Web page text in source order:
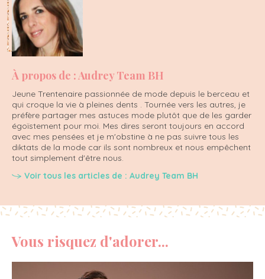
À propos de : Audrey Team BH
Jeune Trentenaire passionnée de mode depuis le berceau et
qui croque la vie à pleines dents . Tournée vers les autres, je
préfère partager mes astuces mode plutôt que de les garder
égoïstement pour moi. Mes dires seront toujours en accord
avec mes pensées et je m'obstine à ne pas suivre tous les
diktats de la mode car ils sont nombreux et nous empêchent
tout simplement d'être nous.
Voir tous les articles de : Audrey Team BH
Vous risquez d'adorer...